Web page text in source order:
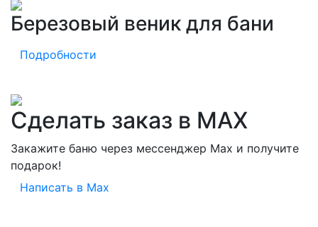
Березовый веник для бани
Подробности
Сделать заказ в MAX
Закажите баню через мессенджер Max и получите
подарок!
Написать в Max